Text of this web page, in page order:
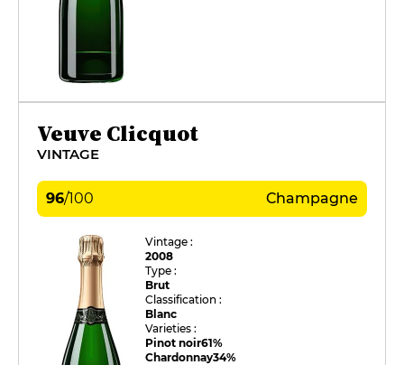
Veuve Clicquot
VINTAGE
96/100 Champagne
Vintage :
2008
Type :
Brut
Classification :
Blanc
Varieties :
Pinot noir61%
Chardonnay34%